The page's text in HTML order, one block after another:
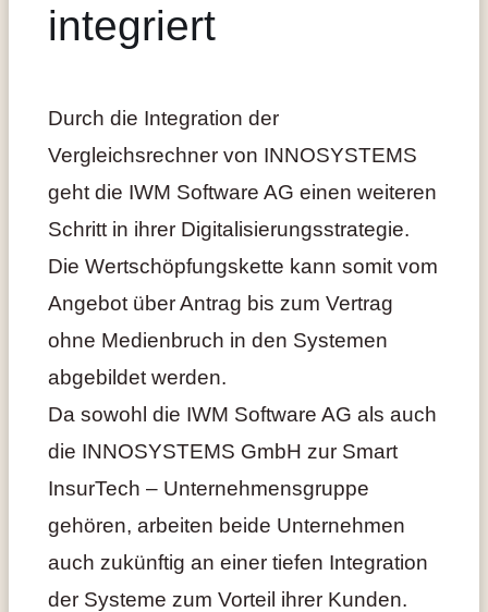
integriert
Durch die Integration der
Vergleichsrechner von INNOSYSTEMS
geht die IWM Software AG einen weiteren
Schritt in ihrer Digitalisierungsstrategie.
Die Wertschöpfungskette kann somit vom
Angebot über Antrag bis zum Vertrag
ohne Medienbruch in den Systemen
abgebildet werden.
Da sowohl die IWM Software AG als auch
die INNOSYSTEMS GmbH zur Smart
InsurTech – Unternehmensgruppe
gehören, arbeiten beide Unternehmen
auch zukünftig an einer tiefen Integration
der Systeme zum Vorteil ihrer Kunden.